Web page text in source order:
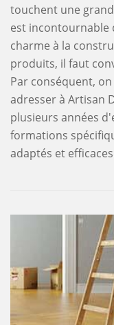
touchent une
est incontournable
charme à la
produits, il faut
Par conséquent,
adresser à Artisan
plusieurs années
formations
adaptés et